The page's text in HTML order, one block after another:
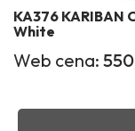
KA376 KARIBAN
White
Web cena: